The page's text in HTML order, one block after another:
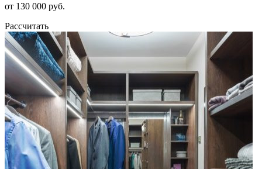
от 130 000 руб.
Рассчитать